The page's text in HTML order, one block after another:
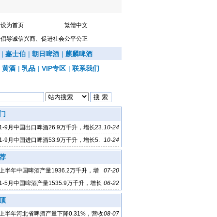
设为首页
繁體中文
倡导诚信兴商、促进社会公平公正
| 嘉士伯 | 朝日啤酒 | 麒麟啤酒
黄酒 | 乳品 | VIP专区 | 联系我们
10-24
9月中国出口啤酒26.9万千升，增长23.
10-24
9月中国进口啤酒53.9万千升，增长5.
07-20
半年中国啤酒产量1936.2万千升，增
06-22
5月中国啤酒产量1535.9万千升，增长
08-07
半年河北省啤酒产量下降0.31%，营收